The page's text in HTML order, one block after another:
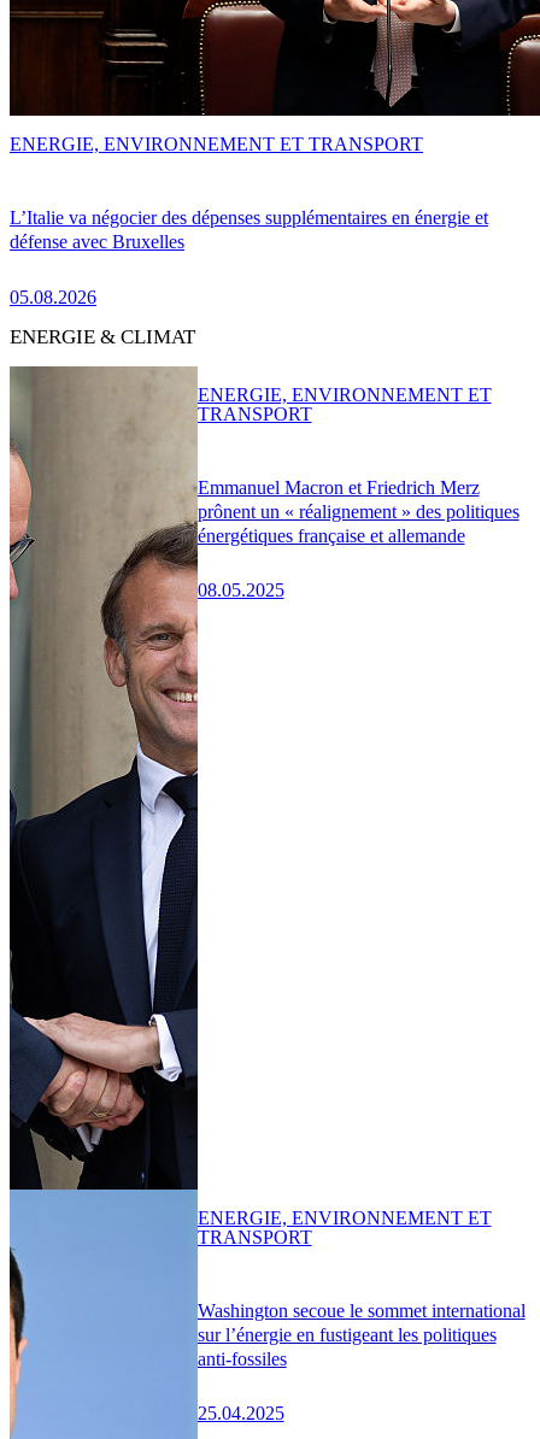
L’Italie va négocier des dépenses supplémentaires en énergie et
défense avec Bruxelles
05.08.2026
ENERGIE, ENVIRONNEMENT ET TRANSPORT
ENERGIE & CLIMAT
Emmanuel Macron et Friedrich Merz
prônent un « réalignement » des politiques
énergétiques française et allemande
08.05.2025
ENERGIE, ENVIRONNEMENT ET
TRANSPORT
Washington secoue le sommet international
sur l’énergie en fustigeant les politiques
anti-fossiles
25.04.2025
ENERGIE, ENVIRONNEMENT ET
TRANSPORT